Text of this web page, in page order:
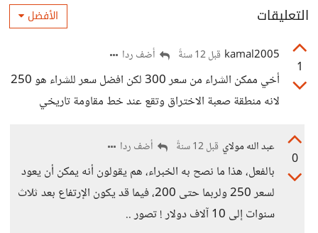
التعليقات الأفضل
1
kamal2005 قبل 12 سنةً أضف ردا
أخي ممكن الشراء من سعر 300 لكن افضل سعر للشراء هو 250
لانه منطقة صعبة الاختراق وتقع عند خط مقاومة تاريخي
0
عبد الله مولاي قبل 12 سنةً أضف ردا
بالفعل، هذا ما نصح به الخبراء، هم يقولون أنه يمكن أن يعود
لسعر 250 ولربما حتى 200، فيما قد يكون الإرتفاع بعد ثلاث
سنوات إلى 10 آلاف دولار ! تصور ..